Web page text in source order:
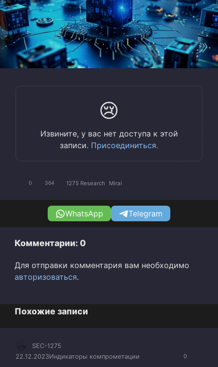
😢
Извините, у вас нет доступа к этой
записи. Присоединиться.
0 364 1275 Research Mirai
WhatsApp Telegram
Комментарии: 0
Для отправки комментария вам необходимо
авторизоваться.
Похожие записи
0
SEC-1275
22.12.2023Индикаторы компрометации